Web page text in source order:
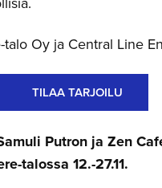
talo Oy ja Central Line
TILAA TARJOILU
Putron ja Zen
talossa 12.-27.11.